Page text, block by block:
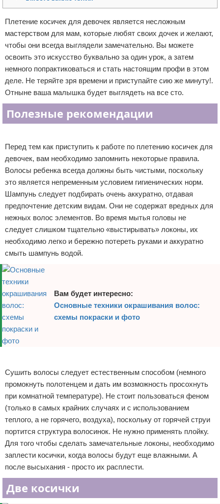
Макияж
СПА процедуры
Парфюмерия
Прически
Разное
Уход за лицом
Хирургия
Плетение косичек для девочек является несложным
мастерством для мам, которые любят своих дочек и желают,
чтобы они всегда выглядели замечательно. Вы можете
освоить это искусство буквально за один урок, а затем
немного попрактиковаться и стать настоящим профи в этом
деле. Не теряйте зря времени и приступайте сию же минуту!.
Отныне ваша малышка будет выглядеть на все сто.
Полезные рекомендации
Перед тем как приступить к работе по плетению косичек для
девочек, вам необходимо запомнить некоторые правила.
Волосы ребенка всегда должны быть чистыми, поскольку
это является непременным условием гигиенических норм.
Шампунь следует подбирать очень аккуратно, отдавая
предпочтение детским видам. Они не содержат вредных для
нежных волос элементов. Во время мытья головы не
следует слишком тщательно «выстирывать» локоны, их
необходимо легко и бережно потереть руками и аккуратно
смыть шампунь водой.
Вам будет интересно:
Основные техники окрашивания волос:
схемы покраски и фото
Сушить волосы следует естественным способом (немного
промокнуть полотенцем и дать им возможность просохнуть
при комнатной температуре). Не стоит пользоваться феном
(только в самых крайних случаях и с использованием
теплого, а не горячего, воздуха), поскольку от горячей струи
портится структура волосинок. Не нужно применять плойку.
Для того чтобы сделать замечательные локоны, необходимо
заплести косички, когда волосы будут еще влажными. А
после высыхания - просто их расплести.
Две косички